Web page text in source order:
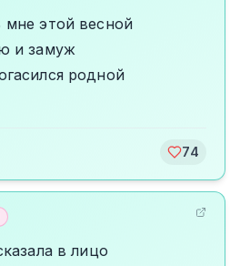
мне этой весной
и замуж
родной
74
в лицо